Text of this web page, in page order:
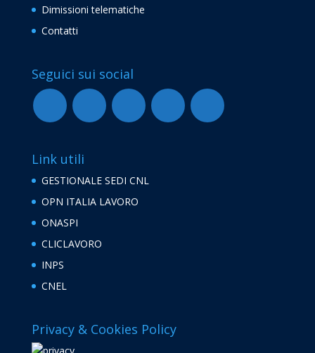
Dimissioni telematiche
Contatti
Seguici sui social
Link utili
GESTIONALE SEDI CNL
OPN ITALIA LAVORO
ONASPI
CLICLAVORO
INPS
CNEL
Privacy & Cookies Policy